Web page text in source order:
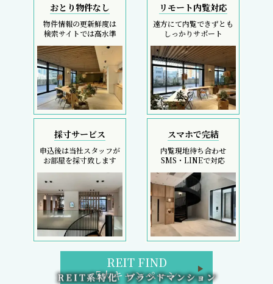
おとり物件なし
物件情報の更新鮮度は
検索サイトでは高水準
リモート内覧対応
遠方にて内覧できずとも
しっかりサポート
採寸サービス
申込後は当社スタッフが
お部屋を採寸致します
スマホで完結
内覧現地待ち合わせ
SMS・LINEで対応
REIT FIND
5大キャンペーン